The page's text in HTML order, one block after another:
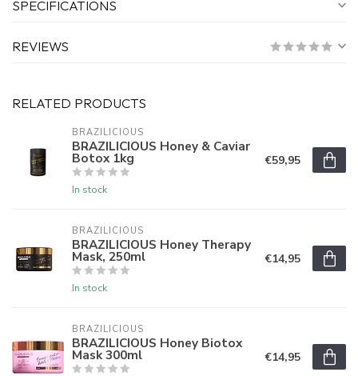
SPECIFICATIONS
REVIEWS
RELATED PRODUCTS
BRAZILICIOUS
BRAZILICIOUS Honey & Caviar
Botox 1kg
In stock
€59,95
BRAZILICIOUS
BRAZILICIOUS Honey Therapy
Mask, 250ml
In stock
€14,95
BRAZILICIOUS
BRAZILICIOUS Honey Biotox
Mask 300ml €14,95